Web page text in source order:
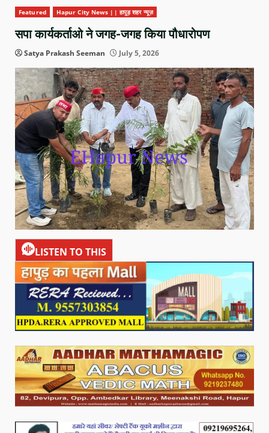
Featured Hapur City News || हापुड़ शहर न्यूज़
सपा कार्यकर्ताओ ने जगह-जगह किया पौधारोपण
Satya Prakash Seeman July 5, 2026
LISTEN TO THIS